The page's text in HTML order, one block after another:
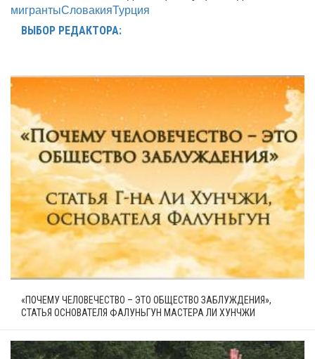
мигрантыСловакияТурция
ВЫБОР РЕДАКТОРА:
«ПОЧЕМУ ЧЕЛОВЕЧЕСТВО – ЭТО ОБЩЕСТВО ЗАБЛУЖДЕНИЯ»,
СТАТЬЯ ОСНОВАТЕЛЯ ФАЛУНЬГУН МАСТЕРА ЛИ ХУНЧЖИ